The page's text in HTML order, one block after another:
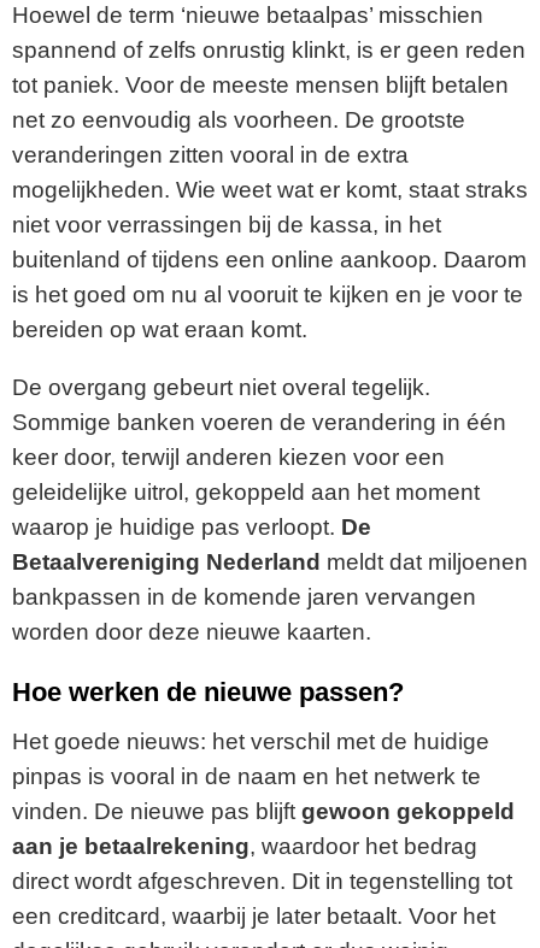
Hoewel de term ‘nieuwe betaalpas’ misschien
spannend of zelfs onrustig klinkt, is er geen reden
tot paniek. Voor de meeste mensen blijft betalen
net zo eenvoudig als voorheen. De grootste
veranderingen zitten vooral in de extra
mogelijkheden. Wie weet wat er komt, staat straks
niet voor verrassingen bij de kassa, in het
buitenland of tijdens een online aankoop. Daarom
is het goed om nu al vooruit te kijken en je voor te
bereiden op wat eraan komt.
De overgang gebeurt niet overal tegelijk.
Sommige banken voeren de verandering in één
keer door, terwijl anderen kiezen voor een
geleidelijke uitrol, gekoppeld aan het moment
waarop je huidige pas verloopt. De
Betaalvereniging Nederland meldt dat miljoenen
bankpassen in de komende jaren vervangen
worden door deze nieuwe kaarten.
Hoe werken de nieuwe passen?
Het goede nieuws: het verschil met de huidige
pinpas is vooral in de naam en het netwerk te
vinden. De nieuwe pas blijft gewoon gekoppeld
aan je betaalrekening, waardoor het bedrag
direct wordt afgeschreven. Dit in tegenstelling tot
een creditcard, waarbij je later betaalt. Voor het